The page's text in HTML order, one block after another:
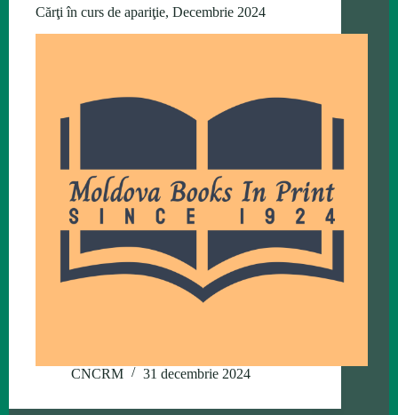
Cărţi în curs de apariţie, Decembrie 2024
CNCRM 31 decembrie 2024